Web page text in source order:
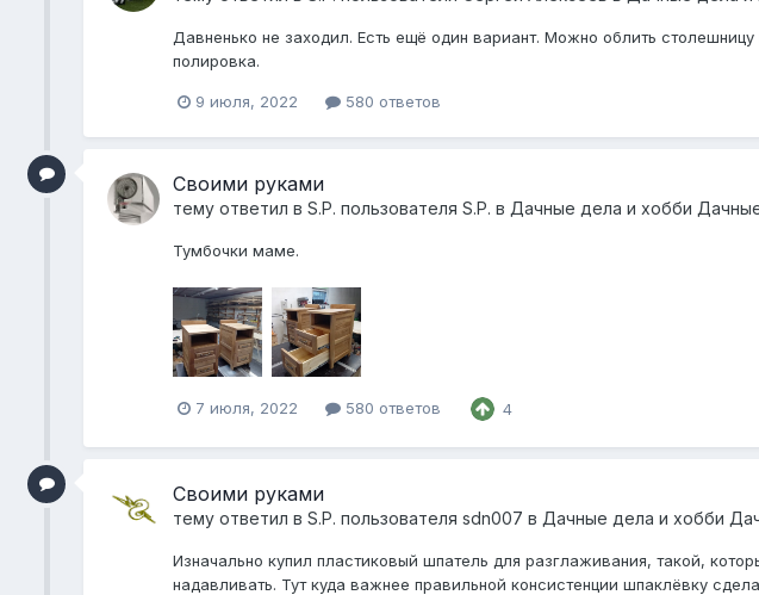
Давненько не заходил. Есть ещё один вариант. Можно облить
полировка.
9 июля, 2022 580 ответов
Своими руками
тему ответил в S.P. пользователя S.P. в Дачные дела и хобби
Тумбочки маме.
7 июля, 2022 580 ответов 4
Своими руками
тему ответил в S.P. пользователя sdn007 в Дачные дела и хобби
Изначально купил пластиковый шпатель для разглаживания, такой,
надавливать. Тут куда важнее правильной консистенции шпаклёвку